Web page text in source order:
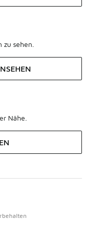
sehen.
Nähe.